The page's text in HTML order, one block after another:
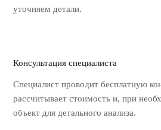
уточняем детали.
Консультация специалиста
Специалист проводит бесплатную
рассчитывает стоимость и, при
объект для детального анализа.